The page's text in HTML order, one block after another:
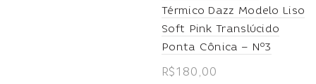
Térmico Dazz Modelo Liso
Soft Pink Translúcido
Ponta Cônica – Nº3
R$180,00